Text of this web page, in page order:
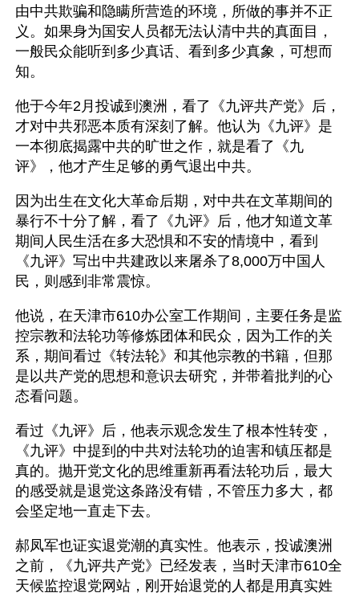
由中共欺骗和隐瞒所营造的环境，所做的事并不正
义。如果身为国安人员都无法认清中共的真面目，
一般民众能听到多少真话、看到多少真象，可想而
知。
他于今年2月投诚到澳洲，看了《九评共产党》后，
才对中共邪恶本质有深刻了解。他认为《九评》是
一本彻底揭露中共的旷世之作，就是看了《九
评》，他才产生足够的勇气退出中共。
因为出生在文化大革命后期，对中共在文革期间的
暴行不十分了解，看了《九评》后，他才知道文革
期间人民生活在多大恐惧和不安的情境中，看到
《九评》写出中共建政以来屠杀了8,000万中国人
民，则感到非常震惊。
他说，在天津市610办公室工作期间，主要任务是监
控宗教和法轮功等修炼团体和民众，因为工作的关
系，期间看过《转法轮》和其他宗教的书籍，但那
是以共产党的思想和意识去研究，并带着批判的心
态看问题。
看过《九评》后，他表示观念发生了根本性转变，
《九评》中提到的中共对法轮功的迫害和镇压都是
真的。抛开党文化的思维重新再看法轮功后，最大
的感受就是退党这条路没有错，不管压力多大，都
会坚定地一直走下去。
郝凤军也证实退党潮的真实性。他表示，投诚澳洲
之前，《九评共产党》已经发表，当时天津市610全
天候监控退党网站，刚开始退党的人都是用真实姓